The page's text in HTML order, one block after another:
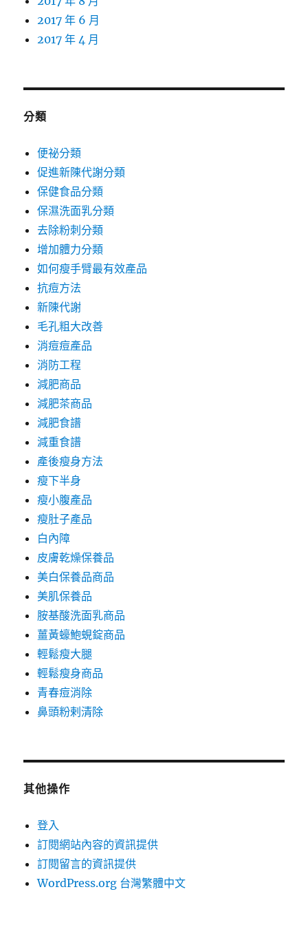
2017 年 6 月
2017 年 4 月
分類
便祕分類
促進新陳代謝分類
保健食品分類
保濕洗面乳分類
去除粉刺分類
增加體力分類
如何瘦手臂最有效產品
抗痘方法
新陳代謝
毛孔粗大改善
消痘痘產品
消防工程
減肥商品
減肥茶商品
減肥食譜
減重食譜
產後瘦身方法
瘦下半身
瘦小腹產品
瘦肚子產品
白內障
皮膚乾燥保養品
美白保養品商品
美肌保養品
胺基酸洗面乳商品
薑黃蠔鮑蜆錠商品
輕鬆瘦大腿
輕鬆瘦身商品
青春痘消除
鼻頭粉剌清除
其他操作
登入
訂閱網站內容的資訊提供
訂閱留言的資訊提供
WordPress.org 台灣繁體中文